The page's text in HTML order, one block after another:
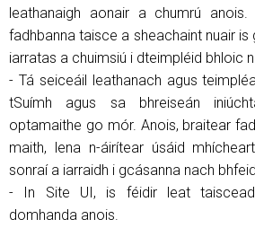
leathanaigh aonair a chumrú
fadhbanna taisce a sheachaint nuair
iarratas a chuimsiú i dteimpléid bhloic
- Tá seiceáil leathanach agus
tSuímh agus sa bhreiseán
optamaithe go mór. Anois, braitear
maith, lena n-áirítear úsáid
sonraí a iarraidh i gcásanna nach
- In Site UI, is féidir leat
domhanda anois.